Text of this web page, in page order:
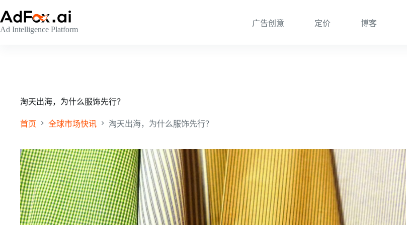
至
内
Ad Intelligence Platform
广告创意 定价 博客
淘天出海，为什么服饰先行？
首页 全球市场快讯 淘天出海，为什么服饰先行？